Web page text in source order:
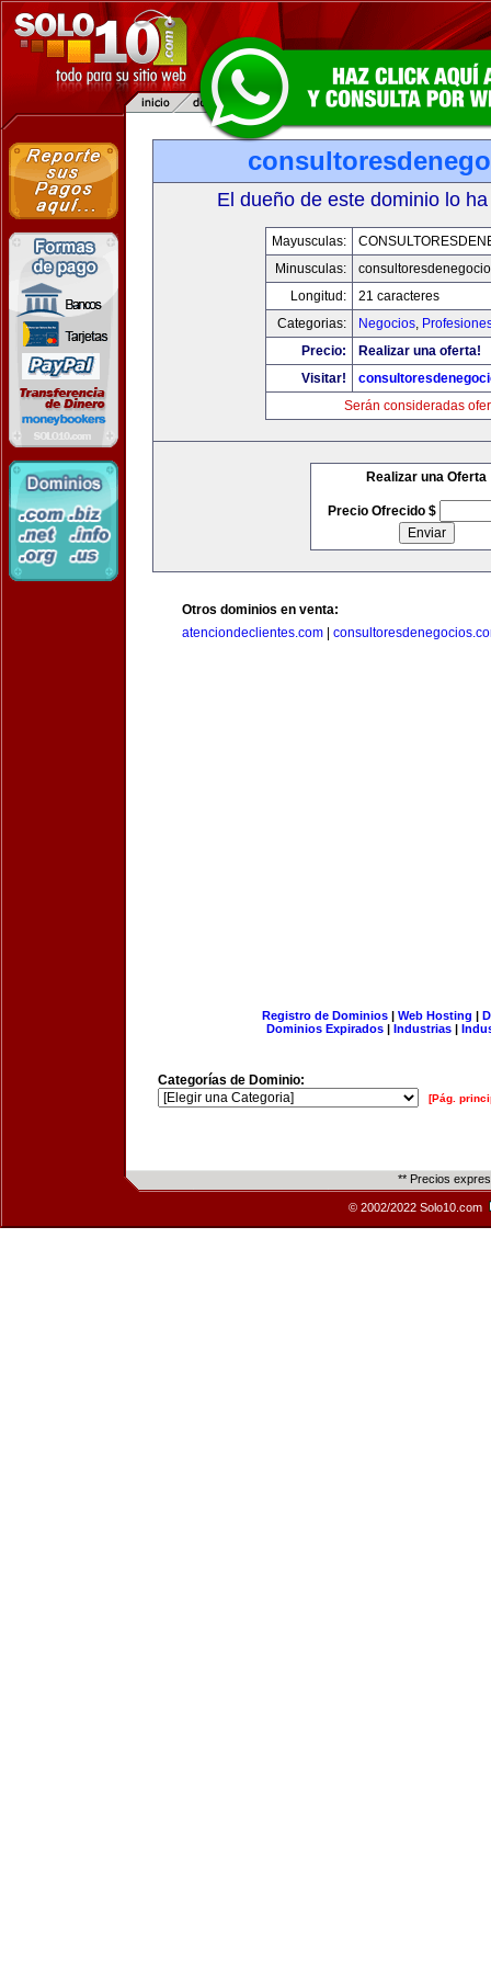
El dueño de este dominio lo
Mayusculas:
Minusculas:
Longitud:
21 caracteres
Categorias:
Negocios,
Precio:
Realizar una oferta!
Visitar!
Serán consideradas
Realizar una Oferta
Precio Ofrecido $
Otros dominios en venta:
atenciondeclientes.com
Registro de Dominios| Web Hosting |
Dominios Expirados | Industrias |
Categorías de Dominio:
[Pág.
** Precios
© 2002/2022 Solo10.com